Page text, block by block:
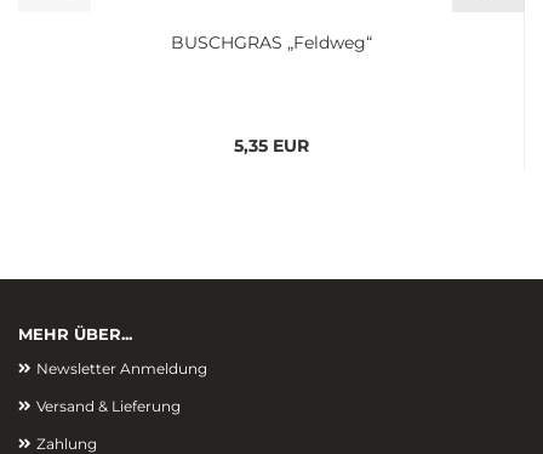
BUSCHGRAS „Feldweg“
5,35 EUR
MEHR ÜBER...
Newsletter Anmeldung
Versand & Lieferung
Zahlung